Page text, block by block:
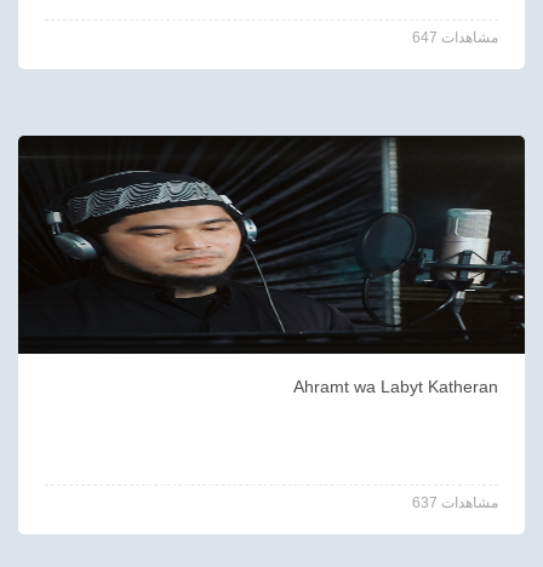
647 مشاهدات
Ahramt wa Labyt Katheran
637 مشاهدات